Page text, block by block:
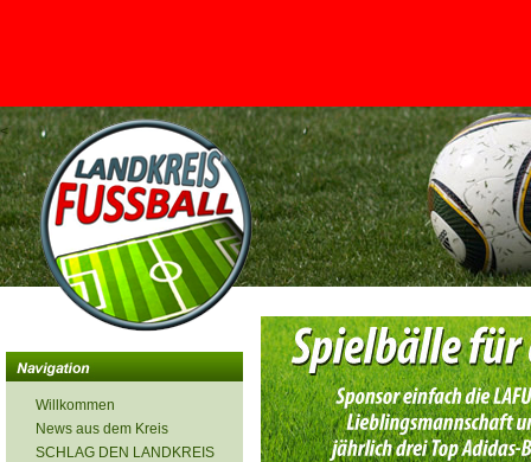
<
Willkommen
News aus dem Kreis
SCHLAG DEN LANDKREIS